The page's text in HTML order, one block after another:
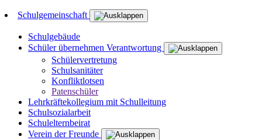
Schulgemeinschaft
Schulgebäude
Schüler übernehmen Verantwortung
Schülervertretung
Schulsanitäter
Konfliktlotsen
Patenschüler
Lehrkräftekollegium mit Schulleitung
Schulsozialarbeit
Schulelternbeirat
Verein der Freunde